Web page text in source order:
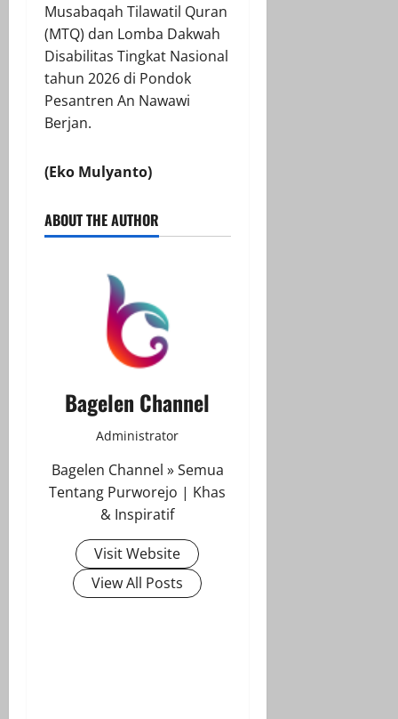
Musabaqah Tilawatil Quran
(MTQ) dan Lomba Dakwah
Disabilitas Tingkat Nasional
tahun 2026 di Pondok
Pesantren An Nawawi
Berjan.
(Eko Mulyanto)
ABOUT THE AUTHOR
Bagelen Channel
Administrator
Bagelen Channel » Semua
Tentang Purworejo | Khas
& Inspiratif
Visit Website
View All Posts